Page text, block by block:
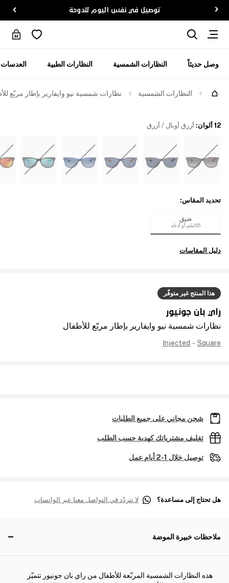
توصيل في نفس اليوم للدوحة
وصل حديثاً النظارات الشمسية النظارات الطبية
النظارات الشمسية نظارات شمسية نيو وايفارير بإطار مربّع
هذا المنتج غير متوفّر
راي بان جونيور
نظارات شمسية نيو وايفارير بإطار مربّع للأطفال
Injected - Square
12 ألوان : أزرق أوبال / أزرق
تحديد المقاس:
ضيق
55ملم أو أدناه
دليل المقاسات
شحن مجاني على جميع الطلبات
تغليف مشترياتك كهدية حسب الطلب
توصيل خلال 1-2 أيام عمل
هل تحتاج إلى مساعدة؟ لا تتردّد في التواصل معنا عبر الواتساب
ملاحظات خبيرة الموضة
هذه النظارات الشمسية المربّعة للأطفال من راي بان جونيور تتميّز